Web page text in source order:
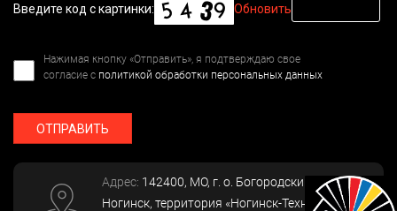
Введите код с картинки: Обновить
Нажимая кнопку «Отправить», я подтверждаю свое
согласие с политикой обработки персональных данных
ОТПРАВИТЬ
Адрес: 142400, МО, г. о. Богородский, г.
Ногинск, территория «Ногинск-Технопарк»,